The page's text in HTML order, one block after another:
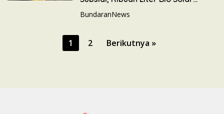
Diamankan
BundaranNews
1 2 Berikutnya »